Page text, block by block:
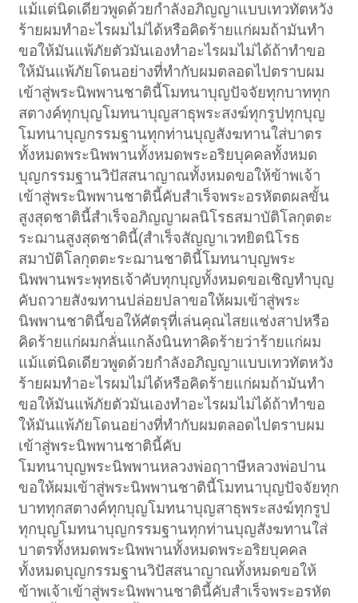
แม้แต่นิดเดียวพูดด้วยกำลังอภิญญาแบบเทวทัตหวัง
ร้ายผมทำอะไรผมไม่ได้หรือคิดร้ายแก่ผมถ้ามันทำ
ขอให้มันแพ้ภัยตัวมันเองทำอะไรผมไม่ได้ถ้าทำขอ
ให้มันแพ้ภัยโดนอย่างที่ทำกับผมตลอดไปตราบผม
เข้าสู่พระนิพพานชาตินี้โมทนาบุญปัจจัยทุกบาททุก
สตางค์ทุกบุญโมทนาบุญสาธุพระสงฆ์ทุกรูปทุกบุญ
โมทนาบุญกรรมฐานทุกท่านบุญสังฆทานใส่บาตร
ทั้งหมดพระนิพพานทั้งหมดพระอริยบุคคลทั้งหมด
บุญกรรมฐานวิปัสสนาญาณทั้งหมดขอให้ข้าพเจ้า
เข้าสู่พระนิพพานชาตินี้คับสำเร็จพระอรหัตตผลขั้น
สูงสุดชาตินี้สำเร็จอภิญญาผลนิโรธสมาบัติโลกุตตะ
ระฌานสูงสุดชาตินี้(สำเร็จสัญญาเวทยิตนิโรธ
สมาบัติโลกุตตะระฌานชาตินี้โมทนาบุญพระ
นิพพานพระพุทธเจ้าคับทุกบุญทั้งหมดขอเชิญทำบุญ
คับถวายสังฆทานปล่อยปลาขอให้ผมเข้าสู่พระ
นิพพานชาตินี้ขอให้ศัตรุที่เล่นคุณไสยแช่งสาปหรือ
คิดร้ายแก่ผมกลั่นแกล้งนินทาคิดร้ายว่าร้ายแก่ผม
แม้แต่นิดเดียวพูดด้วยกำลังอภิญญาแบบเทวทัตหวัง
ร้ายผมทำอะไรผมไม่ได้หรือคิดร้ายแก่ผมถ้ามันทำ
ขอให้มันแพ้ภัยตัวมันเองทำอะไรผมไม่ได้ถ้าทำขอ
ให้มันแพ้ภัยโดนอย่างที่ทำกับผมตลอดไปตราบผม
เข้าสู่พระนิพพานชาตินี้คับ
โมทนาบุญพระนิพพานหลวงพ่อฤาาษีหลวงพ่อปาน
ขอให้ผมเข้าสู่พระนิพพานชาตินี้โมทนาบุญปัจจัยทุก
บาททุกสตางค์ทุกบุญโมทนาบุญสาธุพระสงฆ์ทุกรูป
ทุกบุญโมทนาบุญกรรมฐานทุกท่านบุญสังฆทานใส่
บาตรทั้งหมดพระนิพพานทั้งหมดพระอริยบุคคล
ทั้งหมดบุญกรรมฐานวิปัสสนาญาณทั้งหมดขอให้
ข้าพเจ้าเข้าสู่พระนิพพานชาตินี้คับสำเร็จพระอรหัต